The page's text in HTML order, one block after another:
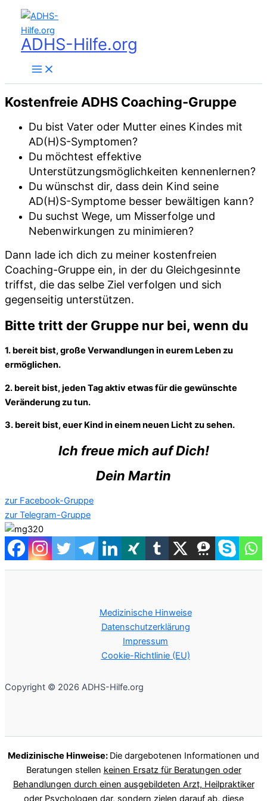
Zum
Inhalt
springen
ADHS-Hilfe.org
Kostenfreie ADHS Coaching-Gruppe
Du bist Vater oder Mutter eines Kindes mit
AD(H)S-Symptomen?
Du möchtest effektive
Unterstützungsmöglichkeiten kennenlernen?
Du wünschst dir, dass dein Kind seine
AD(H)S-Symptome besser bewältigen kann?
Du suchst Wege, um Misserfolge und
Nebenwirkungen zu minimieren?
Dann lade ich dich zu meiner kostenfreien
Coaching-Gruppe ein, in der du Gleichgesinnte
triffst, die das selbe Ziel verfolgen und sich
gegenseitig unterstützen.
Bitte tritt der Gruppe nur bei, wenn du
1. bereit bist, große Verwandlungen in eurem Leben zu
ermöglichen.
2. bereit bist, jeden Tag aktiv etwas für die gewünschte
Veränderung zu tun.
3. bereit bist, euer Kind in einem neuen Licht zu sehen.
Ich freue mich auf Dich!
Dein Martin
zur Facebook-Gruppe
zur Telegram-Gruppe
Medizinische Hinweise
Datenschutzerklärung
Impressum
Cookie-Richtlinie (EU)
Copyright © 2026 ADHS-Hilfe.org
Medizinische Hinweise: Die dargebotenen Informationen und
Beratungen stellen keinen Ersatz für Beratungen oder
Behandlungen durch einen ausgebildeten Arzt, Heilpraktiker
oder Psychologen dar, sondern zielen darauf ab, diese